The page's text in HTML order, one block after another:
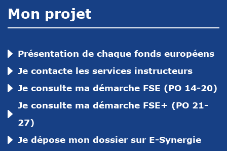
Mon projet
Présentation de chaque fonds européens
Je contacte les services instructeurs
Je consulte ma démarche FSE (PO 14-20)
Je consulte ma démarche FSE+ (PO 21-
27)
Je dépose mon dossier sur E-Synergie